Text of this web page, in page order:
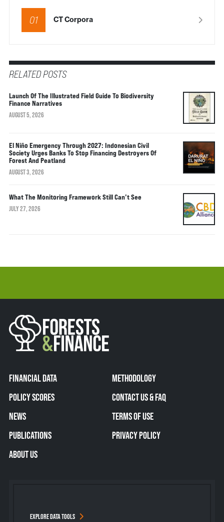
01 CT Corpora
RELATED POSTS
Launch Of The Illustrated Field Guide To Biodiversity
Finance Narratives
AUGUST 5, 2026
El Niño Emergency Through 2027: Indonesian Civil
Society Urges Banks To Stop Financing Destroyers Of
Forest And Peatland
AUGUST 3, 2026
What The Monitoring Framework Still Can’t See
JULY 27, 2026
FINANCIAL DATA
POLICY SCORES
NEWS
PUBLICATIONS
ABOUT US
EXPLORE DATA TOOLS
METHODOLOGY
CONTACT US & FAQ
TERMS OF USE
PRIVACY POLICY